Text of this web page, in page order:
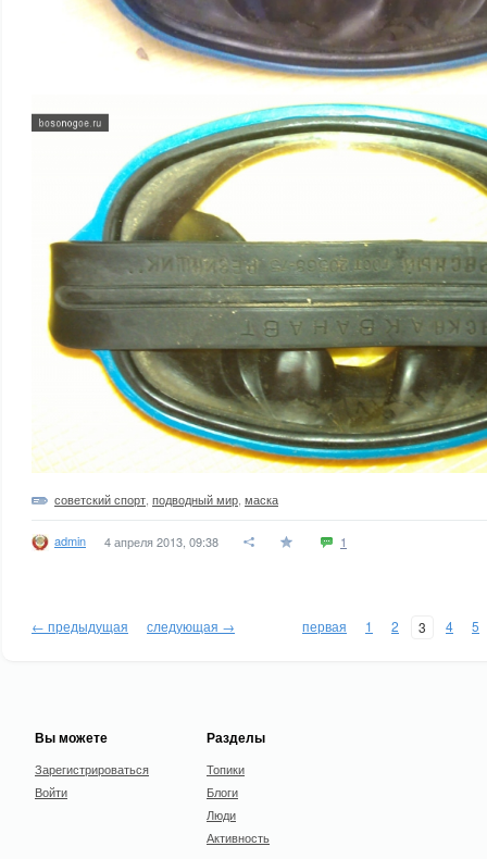
советский спорт, подводный мир, маска
admin 4 апреля 2013, 09:38 1
← предыдущая следующая → первая 1 2 3 4 5
Вы можете
Зарегистрироваться
Войти
Разделы
Топики
Блоги
Люди
Активность